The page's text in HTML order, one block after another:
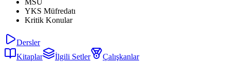
YKS Müfredatı
Kritik Konular
Dersler
Kitaplar
İlgili Setler Çalışkanlar